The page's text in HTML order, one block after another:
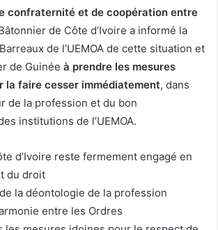
confraternité et de coopération entre
de Côte d’Ivoire a informé la
de l’UEMOA de cette situation et
de Guinée à prendre les mesures
la faire cesser immédiatement, dans
de la profession et du bon
institutions de l’UEMOA.
d’Ivoire reste fermement engagé en
du droit
la déontologie de la profession
entre les Ordres